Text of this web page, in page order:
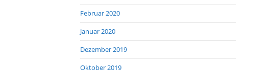
Februar 2020
Januar 2020
Dezember 2019
Oktober 2019